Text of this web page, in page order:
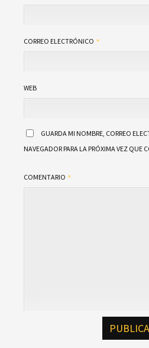
CORREO ELECTRÓNICO
WEB
GUARDA MI NOMBRE, CORREO
NAVEGADOR PARA LA PRÓXIMA VEZ QUE
COMENTARIO